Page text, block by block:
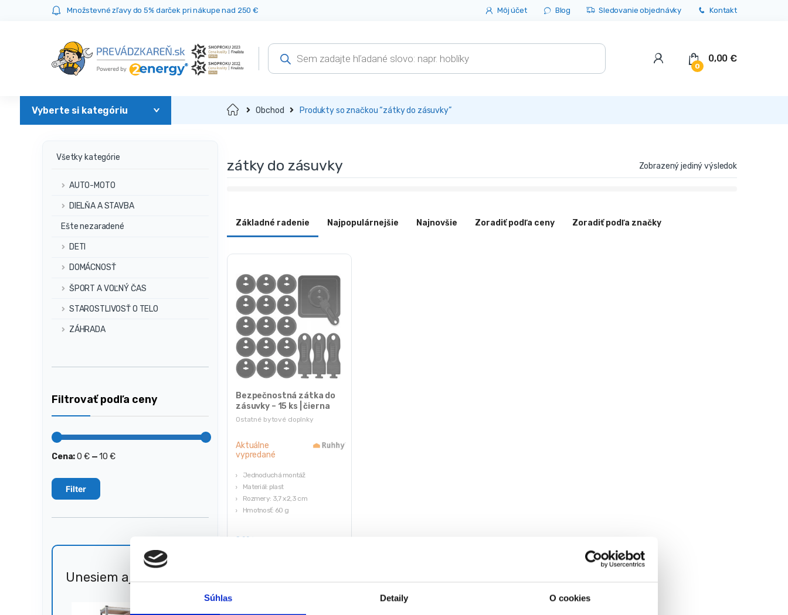
Súhlas Detaily O cookies
Množstevné zľavy do 5% darček pri nákupe nad 250 € Môj účet Blog Sledovanie objednávky Kontakt
Products
search
0
0,00€
Domov Obchod Produkty so značkou “zátky do zásuvky”
zátky do zásuvky Zobrazený jediný výsledok
Základné radenie Najpopulárnejšie Najnovšie Zoradiť podľa ceny Zoradiť podľa značky
Ostatné bytové doplnky
Bezpečnostná zátka do
zásuvky – 15 ks | čierna
Aktuálne
vypredané
Jednoduchá montáž
Materiál: plast
Rozmery: 3,7 x 2,3 cm
Hmotnosť: 60 g
8,09
★★★★★
Všetky kategórie
AUTO-MOTO
DIELŇA A STAVBA
Ešte nezaradené
DETI
DOMÁCNOSŤ
ŠPORT A VOĽNÝ ČAS
STAROSTLIVOSŤ O TELO
ZÁHRADA
Filtrovať podľa ceny
Minimálna
Maximálna
Filter
Cena:0 €—10 €
Unesiem aj 🐎 51%